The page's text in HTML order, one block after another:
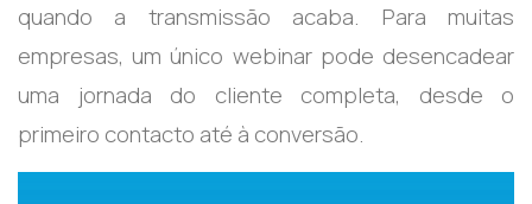
quando a transmissão acaba. Para muitas
empresas, um único webinar pode desencadear
uma jornada do cliente completa, desde o
primeiro contacto até à conversão.